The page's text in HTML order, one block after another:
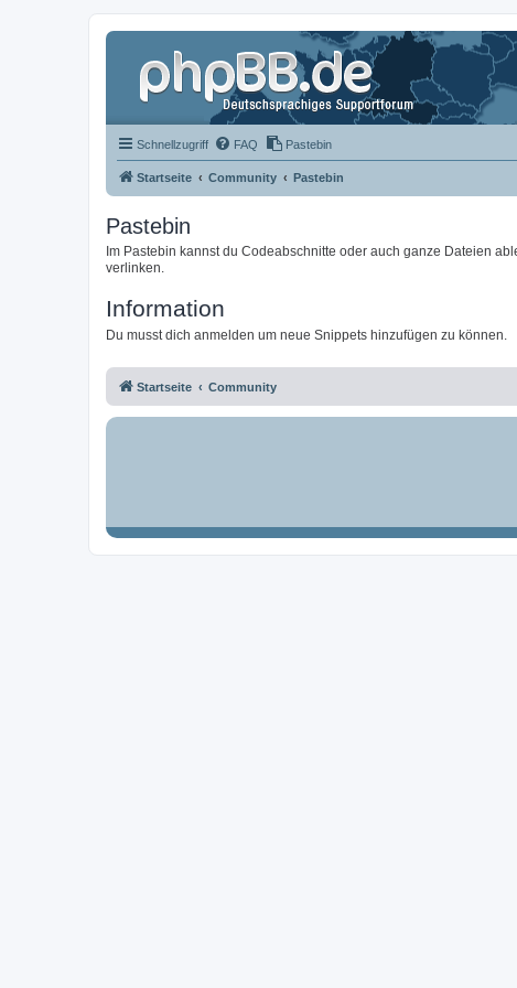
Schnellzugriff FAQ Pastebin
Startseite Community Pastebin
Pastebin
Im Pastebin kannst du Codeabschnitte oder auch ganze Dateien
verlinken.
Information
Du musst dich anmelden um neue Snippets hinzufügen zu können.
Startseite Community